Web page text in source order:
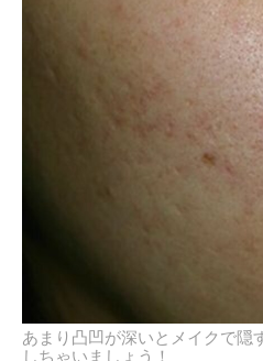
あまり凸凹が深いとメイクで隠
しちゃいましょう！